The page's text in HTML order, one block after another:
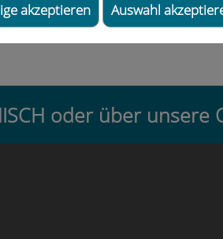
akzeptieren Auswahl
oder über unsere